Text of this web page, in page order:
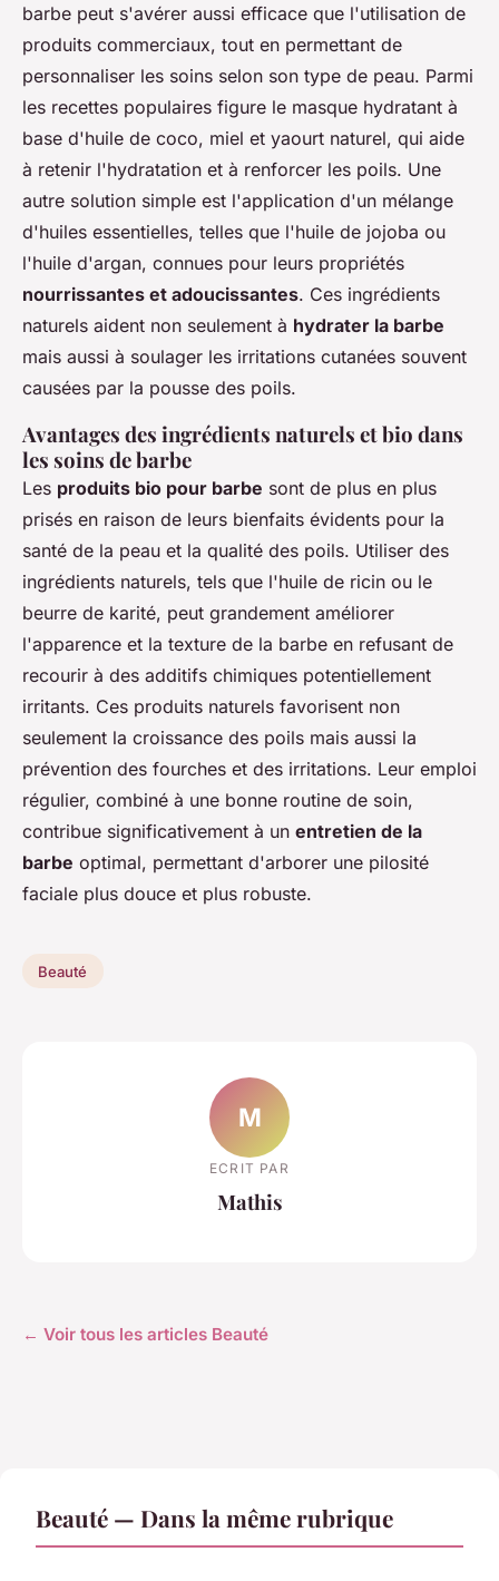
barbe peut s'avérer aussi efficace que l'utilisation de
produits commerciaux, tout en permettant de
personnaliser les soins selon son type de peau. Parmi
les recettes populaires figure le masque hydratant à
base d'huile de coco, miel et yaourt naturel, qui aide
à retenir l'hydratation et à renforcer les poils. Une
autre solution simple est l'application d'un mélange
d'huiles essentielles, telles que l'huile de jojoba ou
l'huile d'argan, connues pour leurs propriétés
nourrissantes et adoucissantes. Ces ingrédients
naturels aident non seulement à hydrater la barbe
mais aussi à soulager les irritations cutanées souvent
causées par la pousse des poils.
Avantages des ingrédients naturels et bio dans
les soins de barbe
Les produits bio pour barbe sont de plus en plus
prisés en raison de leurs bienfaits évidents pour la
santé de la peau et la qualité des poils. Utiliser des
ingrédients naturels, tels que l'huile de ricin ou le
beurre de karité, peut grandement améliorer
l'apparence et la texture de la barbe en refusant de
recourir à des additifs chimiques potentiellement
irritants. Ces produits naturels favorisent non
seulement la croissance des poils mais aussi la
prévention des fourches et des irritations. Leur emploi
régulier, combiné à une bonne routine de soin,
contribue significativement à un entretien de la
barbe optimal, permettant d'arborer une pilosité
faciale plus douce et plus robuste.
Beauté
M
ECRIT PAR
Mathis
← Voir tous les articles Beauté
Beauté — Dans la même rubrique